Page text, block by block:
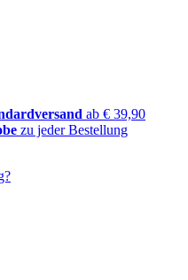
ab € 39,90
zu jeder Bestellung